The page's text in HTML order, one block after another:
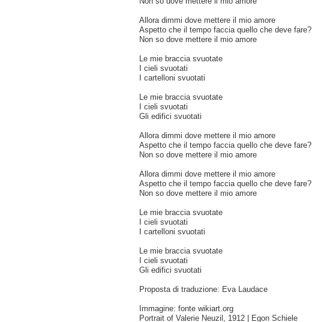
Allora dimmi dove mettere il mio amore
Aspetto che il tempo faccia quello che deve fare?
Non so dove mettere il mio amore
Le mie braccia svuotate
I cieli svuotati
I cartelloni svuotati
Le mie braccia svuotate
I cieli svuotati
Gli edifici svuotati
Allora dimmi dove mettere il mio amore
Aspetto che il tempo faccia quello che deve fare?
Non so dove mettere il mio amore
Allora dimmi dove mettere il mio amore
Aspetto che il tempo faccia quello che deve fare?
Non so dove mettere il mio amore
Le mie braccia svuotate
I cieli svuotati
I cartelloni svuotati
Le mie braccia svuotate
I cieli svuotati
Gli edifici svuotati
Proposta di traduzione: Eva Laudace
Immagine: fonte wikiart.org
Portrait of Valerie Neuzil, 1912 | Egon Schiele